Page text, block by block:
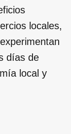
locales,
días de
local y